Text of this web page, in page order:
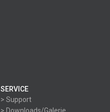
SERVICE
> Support